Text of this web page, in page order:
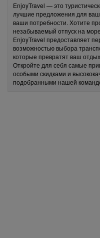
EnjoyTravel — это
лучшие предложения для
ваши потребности. Хотите
незабываемый отпуск на
EnjoyTravel предоставляет
возможностью выбора
которые превратят ваш
Откройте для себя самые
особыми скидками и
подобранными нашей